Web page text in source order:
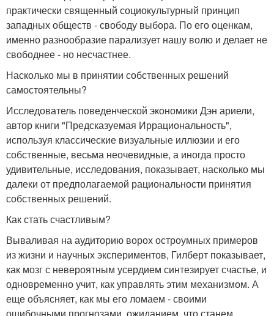
практически священный социокультурный принцип
западных обществ - свободу выбора. По его оценкам,
именно разнообразие парализует нашу волю и делает не
свободнее - но несчастнее.
Насколько мы в принятии собственных решений
самостоятельны?
Исследователь поведенческой экономики Дэн ариели,
автор книги "Предсказуемая Иррациональность",
используя классические визуальные иллюзии и его
собственные, весьма неочевидные, а иногда просто
удивительные, исследования, показывает, насколько мы
далеки от предполагаемой рациональности принятия
собственных решений.
Как стать счастливым?
Вываливая на аудиторию ворох остроумных примеров
из жизни и научных экспериментов, Гилберт показывает,
как мозг с невероятным усердием синтезирует счастье, и
одновременно учит, как управлять этим механизмом. А
еще объясняет, как мы его ломаем - своими